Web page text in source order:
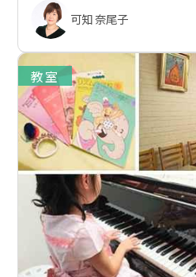
可知 奈尾子
教室